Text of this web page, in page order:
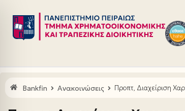
Μεταπηδήστε
στο
Bankfin Ανακοινώσεις Προπτ, Διαχείριση